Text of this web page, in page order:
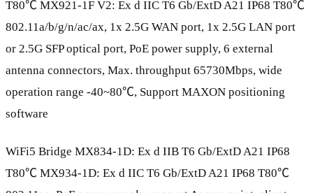
T80℃ MX921-1F V2: Ex d IIC T6 Gb/ExtD A21 IP68 T80℃
802.11a/b/g/n/ac/ax, 1x 2.5G WAN port, 1x 2.5G LAN port
or 2.5G SFP optical port, PoE power supply, 6 external
antenna connectors, Max. throughput 65730Mbps, wide
operation range -40~80℃, Support MAXON positioning
software
WiFi5 Bridge MX834-1D: Ex d IIB T6 Gb/ExtD A21 IP68
T80℃ MX934-1D: Ex d IIC T6 Gb/ExtD A21 IP68 T80℃